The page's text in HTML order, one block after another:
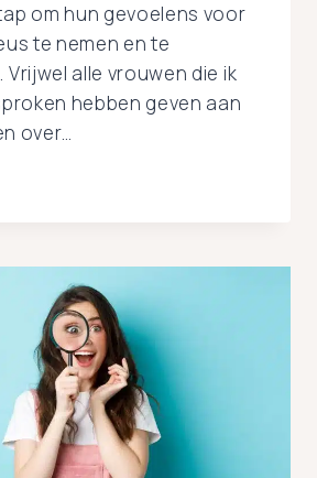
om hun gevoelens voor
te nemen en te
alle vrouwen die ik
hebben geven aan
over…